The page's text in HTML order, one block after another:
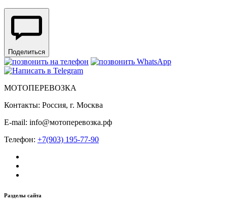
Поделиться
МОТОПЕРЕВОЗКА
Контакты: Россия, г. Москва
E-mail: info@мотоперевозка.рф
Телефон: +7(903) 195-77-90
Разделы сайта